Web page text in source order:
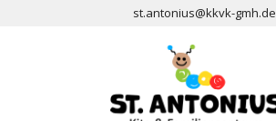
st.antonius@kkvk-gmh.de